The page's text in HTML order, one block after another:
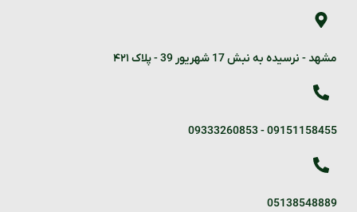
مشهد - نرسیده به نبش 17 شهریور 39 - پلاک ۴۲۱
09151158455
-
09333260853
05138548889